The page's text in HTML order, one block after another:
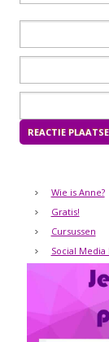
Wie is Anne?
Gratis!
Cursussen
Social